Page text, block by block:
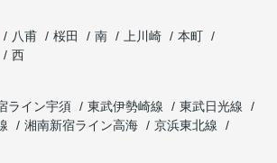
八甫 桜田 南 上川崎
本町
西
ライン宇須 東武伊勢崎線
東武日光線
湘南新宿ライン高海
京浜東北線